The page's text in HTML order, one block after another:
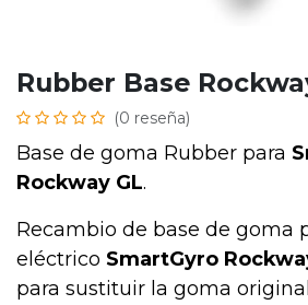
Rubber Base
(0 reseña)
Base de goma Rubber para
Rockway GL.
Recambio de base de goma
eléctrico SmartGyro
para sustituir la goma